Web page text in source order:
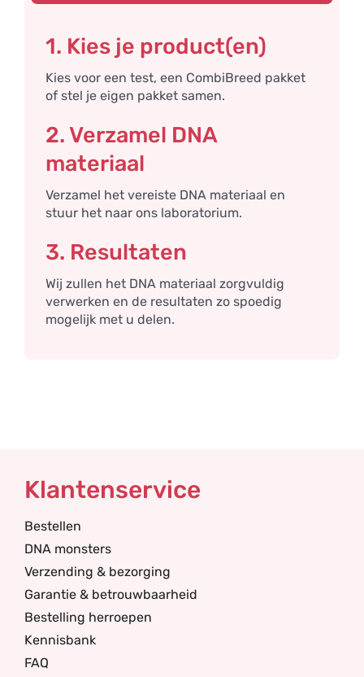
1. Kies je product(en)
Kies voor een test, een CombiBreed pakket
of stel je eigen pakket samen.
2. Verzamel DNA
materiaal
Verzamel het vereiste DNA materiaal en
stuur het naar ons laboratorium.
3. Resultaten
Wij zullen het DNA materiaal zorgvuldig
verwerken en de resultaten zo spoedig
mogelijk met u delen.
Klantenservice
Bestellen
DNA monsters
Verzending & bezorging
Garantie & betrouwbaarheid
Bestelling herroepen
Kennisbank
FAQ